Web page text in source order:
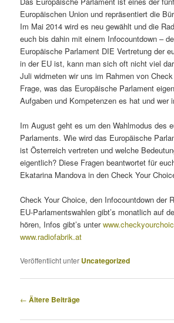
Europäischen Union und repräsentiert die
Im Mai 2014 wird es neu gewählt und die
euch bis dahin mit einem Infocountdown –
Europäische Parlament DIE Vertretung der
in der EU ist, kann man sich oft nicht viel
Juli widmeten wir uns im Rahmen von
Frage, was das Europäische Parlament
Aufgaben und Kompetenzen es hat und wer
Im August geht es um den Wahlmodus des
Parlaments. Wie wird das Europäische
ist Österreich vertreten und welche
eigentlich? Diese Fragen beantwortet für
Ekatarina Mandova in den Check Your
Check Your Choice, den Infocountdown der
EU-Parlamentswahlen gibt’s monatlich auf
hören, Infos gibt’s unter
www.radiofabrik.at
Veröffentlicht unter Uncategorized
Beitragsnavigation
← Ältere Beiträge